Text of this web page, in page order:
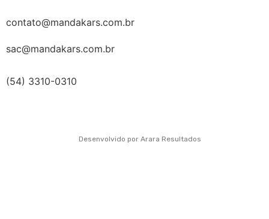
contato@mandakars.com.br
sac@mandakars.com.br
(54) 3310-0310
Desenvolvido por Arara Resultados